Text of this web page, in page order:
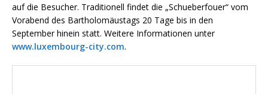
auf die Besucher. Traditionell findet die „Schueberfouer“ vom
Vorabend des Bartholomäustags 20 Tage bis in den
September hinein statt. Weitere Informationen unter
www.luxembourg-city.com.